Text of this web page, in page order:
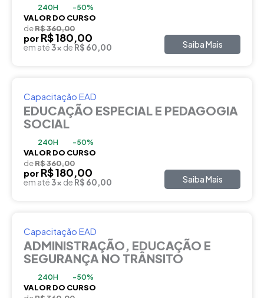
240H -50%
VALOR DO CURSO
deR$ 360,00
por R$ 180,00
em até3x de R$ 60,00 Saiba Mais
Capacitação EAD
EDUCAÇÃO ESPECIAL E PEDAGOGIA
SOCIAL
240H -50%
VALOR DO CURSO
deR$ 360,00
por R$ 180,00
em até3x de R$ 60,00 Saiba Mais
Capacitação EAD
ADMINISTRAÇÃO, EDUCAÇÃO E
SEGURANÇA NO TRÂNSITO
240H -50%
VALOR DO CURSO